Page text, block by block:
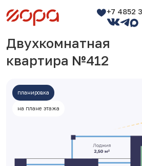
+7 4852
Двухкомнатная
квартира №412
планировка
на плане этажа